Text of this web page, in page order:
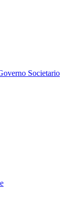
Societario